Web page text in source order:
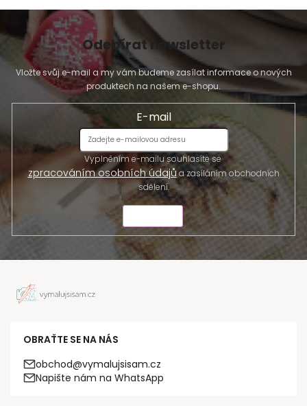
Odebírat newsletter
Vložte svůj e-mail a my vám budeme zasílat informace o nových
produktech na našem e-shopu.
E-mail
Vyplněním e-mailu souhlasíte se
zpracováním osobních údajůa zasíláním obchodních
sdělení.
OBRAŤTE SE NA NÁS
obchod@vymalujsisam.cz
Napište nám na WhatsApp